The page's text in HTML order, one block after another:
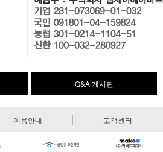
Q&A 게시판
이용안내 고객센터